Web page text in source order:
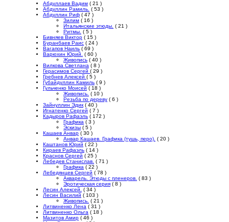
Абдуллаев Вадим ( 21 )
Абдуллин Рамиль. ( 53 )
Абдуллин Риф ( 47 )
Зилим ( 16 )
Итальянские этюды. ( 21 )
Ритмы. ( 5 )
Бивняев Виктор ( 15 )
Буранбаев Раис ( 24 )
Вагапов Наиль ( 69 )
Варюхин Юрий. ( 60 )
Живопись ( 40 )
Вилкова Светлана ( 8 )
Герасимов Сергей ( 29 )
Гребнев Алексей ( 5 )
Губайдуллин Камиль ( 9 )
Гульченко Моисей ( 18 )
Живопись. ( 10 )
Резьба по дереву ( 6 )
Зайнуллин Эдик ( 40 )
Игнатенко Сергей ( 7 )
Кадыров Рафаэль ( 172 )
Графика ( 3 )
Эскизы ( 5 )
Кашаев Анвар ( 30 )
Анвар Кашаев. Графика (тушь, перо). ( 20 )
Каштанов Юрий ( 22 )
Кираев Рафаэль ( 14 )
Краснов Сергей ( 25 )
Лебедев Станислав. ( 71 )
Графика ( 22 )
Лебедянцев Сергей ( 78 )
Акварель. Этюды с пленеров. ( 83 )
Эротическая серия ( 8 )
Лесин Алексей. ( 34 )
Лесин Василий ( 103 )
Живопись. ( 21 )
Литвиненко Лена ( 31 )
Литвиненко Ольга ( 18 )
Мазитов Амир ( 46 )